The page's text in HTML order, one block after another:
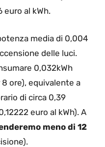
euro al kWh.
media di 0,004
delle luci.
0,032kWh
ore), equivalente a
di circa 0,39
euro al kWh). A
meno di 12